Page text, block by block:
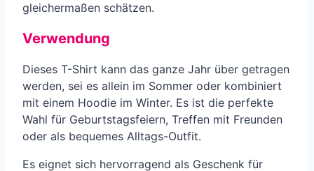
gleichermaßen schätzen.
Verwendung
Dieses T-Shirt kann das ganze Jahr über getragen
werden, sei es allein im Sommer oder kombiniert
mit einem Hoodie im Winter. Es ist die perfekte
Wahl für Geburtstagsfeiern, Treffen mit Freunden
oder als bequemes Alltags-Outfit.
Es eignet sich hervorragend als Geschenk für